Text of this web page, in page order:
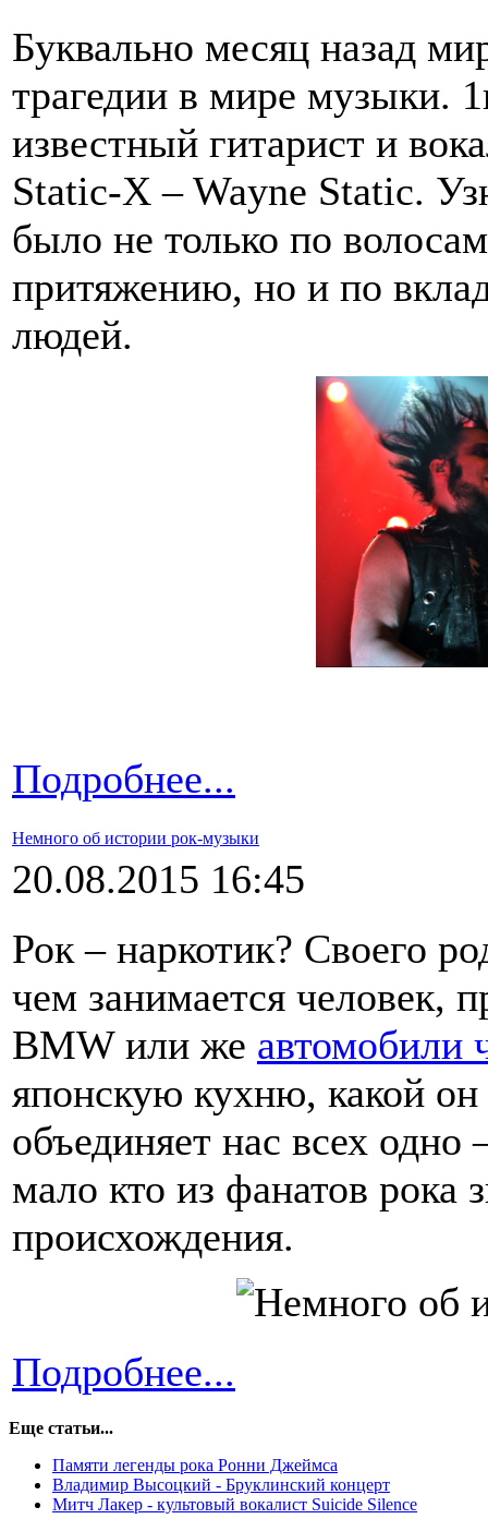
Буквально месяц назад
трагедии в мире музыки.
известный гитарист и
Static-X – Wayne Static.
было не только по
притяжению, но и по
людей.
Подробнее...
Немного об истории рок-музыки
20.08.2015 16:45
Рок – наркотик? Своего
чем занимается человек,
BMW или же автомобили
японскую кухню, какой
объединяет нас всех
мало кто из фанатов рока
происхождения.
Подробнее...
Еще статьи...
Памяти легенды рока Ронни Джеймса
Владимир Высоцкий - Бруклинский концерт
Митч Лакер - культовый вокалист Suicide Silence